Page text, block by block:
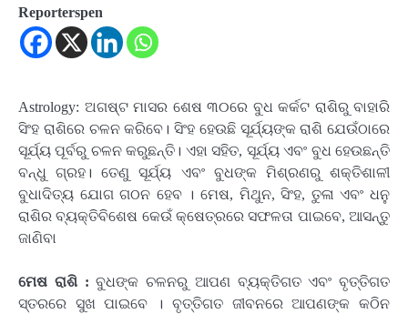
Reporterspen
Astrology: ଅଗଷ୍ଟ ମାସର ଶେଷ ୩୦ରେ ବୁଧ କର୍କଟ ରାଶିରୁ ବାହାରି
ସିଂହ ରାଶିରେ ଚଳନ କରିବେ। ସିଂହ ହେଉଛି ସୂର୍ଯ୍ୟଙ୍କ ରାଶି ଯେଉଁଠାରେ
ସୂର୍ଯ୍ୟ ପୂର୍ବରୁ ଚଳନ କରୁଛନ୍ତି। ଏହା ସହିତ, ସୂର୍ଯ୍ୟ ଏବଂ ବୁଧ ହେଉଛନ୍ତି
ବନ୍ଧୁ ଗ୍ରହ। ତେଣୁ ସୂର୍ଯ୍ୟ ଏବଂ ବୁଧଙ୍କ ମିଶ୍ରଣରୁ ଶକ୍ତିଶାଳୀ
ବୁଧାଦିତ୍ୟ ଯୋଗ ଗଠନ ହେବ । ମେଷ, ମିଥୁନ, ସିଂହ, ତୁଳା ଏବଂ ଧନୁ
ରାଶିର ବ୍ୟକ୍ତିବିଶେଷ କେଉଁ କ୍ଷେତ୍ରରେ ସଫଳତା ପାଇବେ, ଆସନ୍ତୁ
ଜାଣିବା
ମେଷ ରାଶି : ବୁଧଙ୍କ ଚଳନରୁ ଆପଣ ବ୍ୟକ୍ତିଗତ ଏବଂ ବୃତ୍ତିଗତ
ସ୍ତରରେ ସୁଖ ପାଇବେ । ବୃତ୍ତିଗତ ଜୀବନରେ ଆପଣଙ୍କ କଠିନ